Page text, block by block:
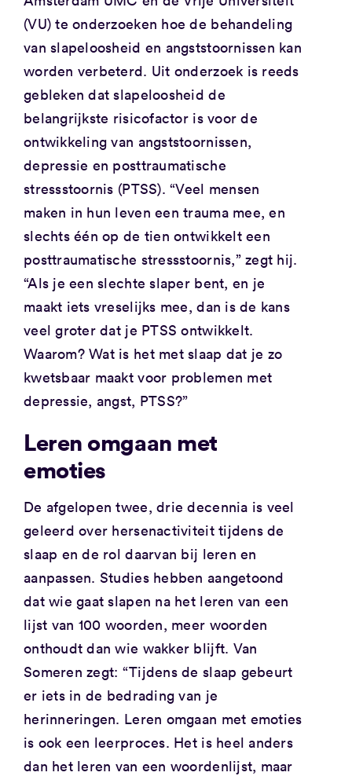
(VU) te onderzoeken hoe de behandeling
van slapeloosheid en angststoornissen kan
worden verbeterd. Uit onderzoek is reeds
gebleken dat slapeloosheid de
belangrijkste risicofactor is voor de
ontwikkeling van angststoornissen,
depressie en posttraumatische
stressstoornis (PTSS). “Veel mensen
maken in hun leven een trauma mee, en
slechts één op de tien ontwikkelt een
posttraumatische stressstoornis,” zegt hij.
“Als je een slechte slaper bent, en je
maakt iets vreselijks mee, dan is de kans
veel groter dat je PTSS ontwikkelt.
Waarom? Wat is het met slaap dat je zo
kwetsbaar maakt voor problemen met
depressie, angst, PTSS?”
Leren omgaan met
emoties
De afgelopen twee, drie decennia is veel
geleerd over hersenactiviteit tijdens de
slaap en de rol daarvan bij leren en
aanpassen. Studies hebben aangetoond
dat wie gaat slapen na het leren van een
lijst van 100 woorden, meer woorden
onthoudt dan wie wakker blijft. Van
Someren zegt: “Tijdens de slaap gebeurt
er iets in de bedrading van je
herinneringen. Leren omgaan met emoties
is ook een leerproces. Het is heel anders
dan het leren van een woordenlijst, maar